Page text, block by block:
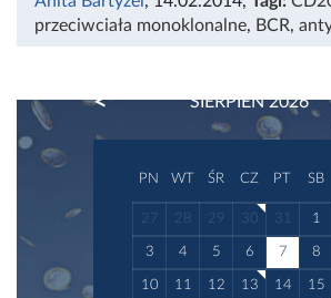
przeciwciała monoklonalne, BCR,
SIERPIEŃ 2026
PREVIOUS
PN WT ŚR CZ PT SB
27 28 29 30 31 1
3 4 5 6 7 8
10 11 12 13 14 15